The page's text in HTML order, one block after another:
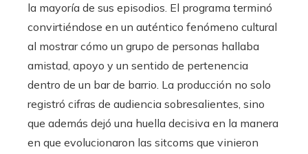
la mayoría de sus episodios. El programa terminó
convirtiéndose en un auténtico fenómeno cultural
al mostrar cómo un grupo de personas hallaba
amistad, apoyo y un sentido de pertenencia
dentro de un bar de barrio. La producción no solo
registró cifras de audiencia sobresalientes, sino
que además dejó una huella decisiva en la manera
en que evolucionaron las sitcoms que vinieron